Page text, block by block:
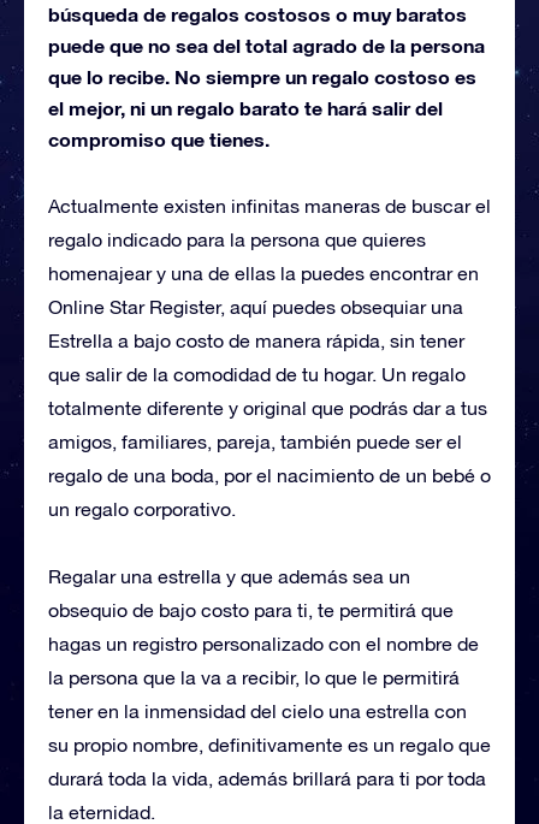
búsqueda de regalos costosos o muy baratos
puede que no sea del total agrado de la persona
que lo recibe. No siempre un regalo costoso es
el mejor, ni un regalo barato te hará salir del
compromiso que tienes.
Actualmente existen infinitas maneras de buscar el
regalo indicado para la persona que quieres
homenajear y una de ellas la puedes encontrar en
Online Star Register, aquí puedes obsequiar una
Estrella a bajo costo de manera rápida, sin tener
que salir de la comodidad de tu hogar. Un regalo
totalmente diferente y original que podrás dar a tus
amigos, familiares, pareja, también puede ser el
regalo de una boda, por el nacimiento de un bebé o
un regalo corporativo.
Regalar una estrella y que además sea un
obsequio de bajo costo para ti, te permitirá que
hagas un registro personalizado con el nombre de
la persona que la va a recibir, lo que le permitirá
tener en la inmensidad del cielo una estrella con
su propio nombre, definitivamente es un regalo que
durará toda la vida, además brillará para ti por toda
la eternidad.